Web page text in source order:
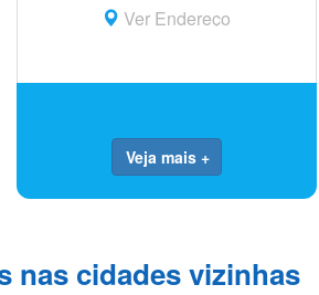
Ver Endereço
Veja mais +
nas cidades vizinhas